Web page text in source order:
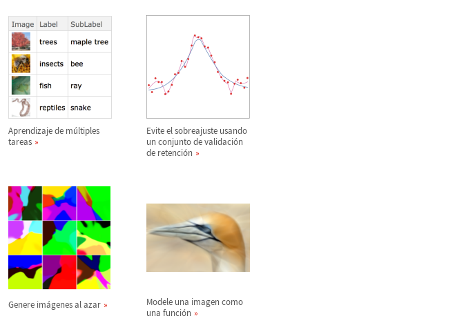
Aprendizaje de múltiples
tareas
Evite el sobreajuste usando
un conjunto de validación
de retención
Genere imágenes al azar
Modele una imagen como
una función